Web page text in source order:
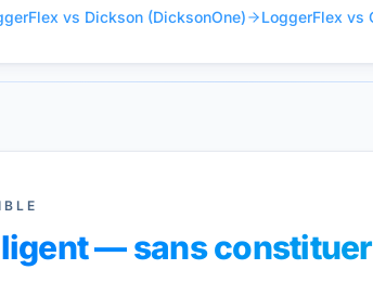
vs Dickson (DicksonOne) LoggerFlex vs
— sans